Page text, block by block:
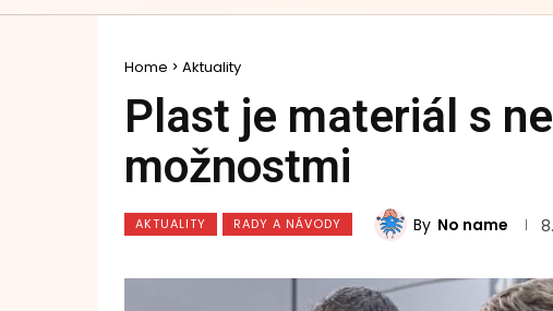
Home Aktuality
Plast je materiál s
možnostmi
AKTUALITY RADY A NÁVODY By No name